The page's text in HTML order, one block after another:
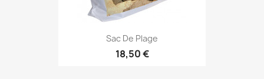
Sac De Plage
18,50 €